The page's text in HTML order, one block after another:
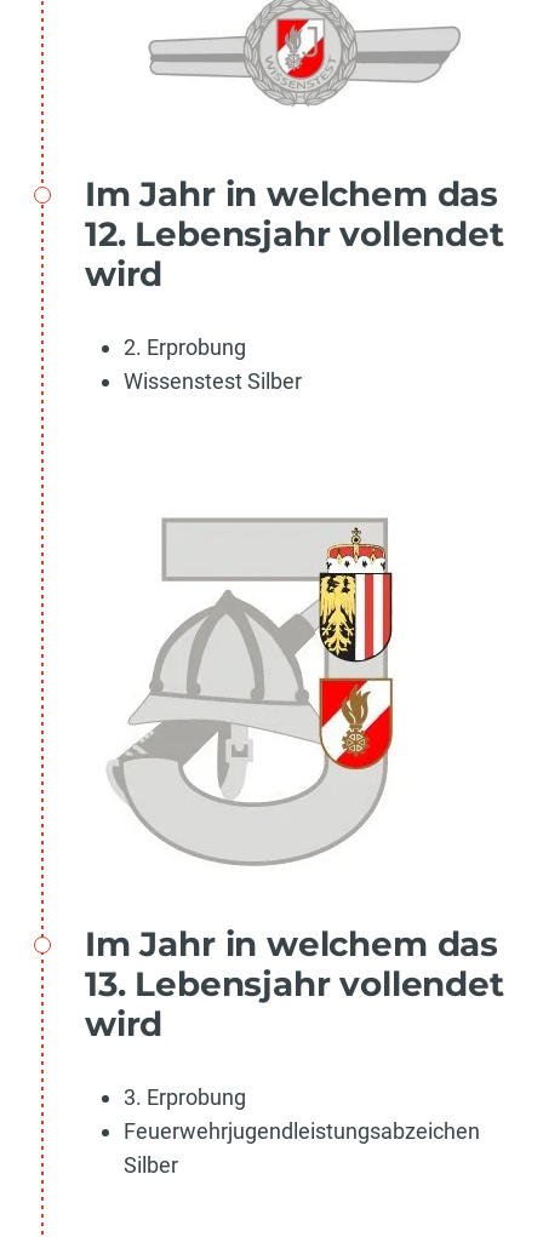
Im Jahr in welchem das
12. Lebensjahr vollendet
wird
2. Erprobung
Wissenstest Silber
Im Jahr in welchem das
13. Lebensjahr vollendet
wird
3. Erprobung
Feuerwehrjugendleistungsabzeichen
Silber